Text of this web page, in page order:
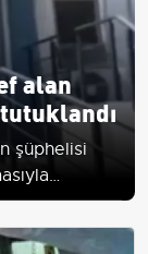
alan
şüphelisi